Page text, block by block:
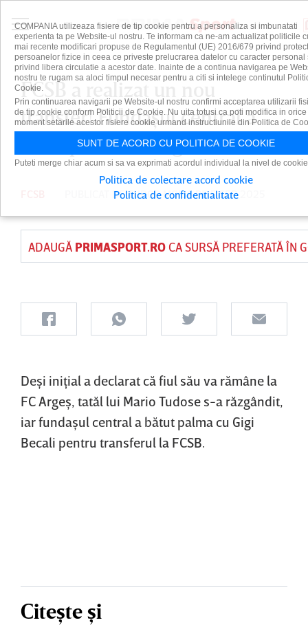
FCSB a realizat un nou
transfer! Fundaşul central a
bătut palma cu Gigi Becali
PUBLICAT DETUDOR MOISAPE 5 SEP 2025
ADAUGĂ PRIMASPORT.ROCA SURSĂ PREFERATĂ ÎN
Deşi iniţial a declarat că fiul său va rămâne la
FC Argeş, tatăl lui Mario Tudose s-a răzgândit,
iar fundaşul central a bătut palma cu Gigi
Becali pentru transferul la FCSB.
Citește și
COMPANIA utilizeaza fisiere de tip cookie pentru a personaliza si imbunatati
experienta ta pe Website-ul nostru. Te informam ca ne-am actualizat politicile
mai recente modificari propuse de Regulamentul (UE) 2016/679 privind
persoanelor fizice in ceea ce priveste prelucrarea datelor cu caracter personal
privind libera circulatie a acestor date. Inainte de a continua navigarea pe
nostru te rugam sa aloci timpul necesar pentru a citi si intelege continutul
Cookie.
Prin continuarea navigarii pe Website-ul nostru confirmi acceptarea utilizarii
de tip cookie conform Politicii de Cookie. Nu uita totusi ca poti modifica in orice
moment setarile acestor fisiere cookie urmand instructiunile din Politica de
SUNT DE ACORD CU POLITICA DE COOKIE
Puteti merge chiar acum si sa va exprimati acordul individual la nivel de
Politica de colectare acord cookie
Politica de confidentialitate